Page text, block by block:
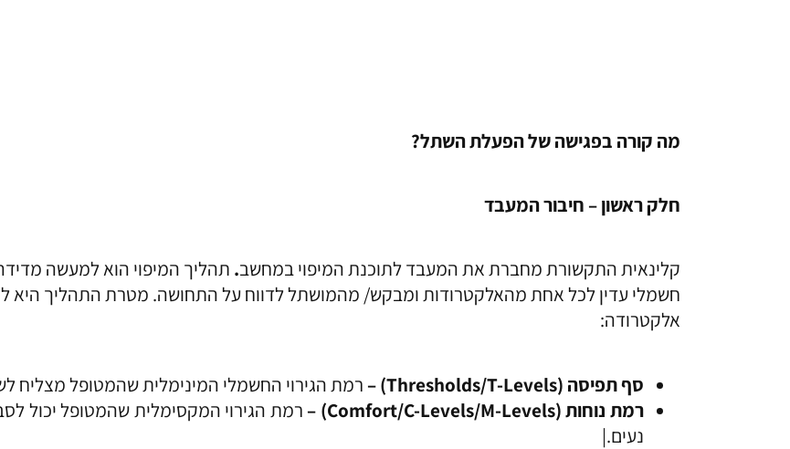
מה קורה בפגישה של הפעלת השתל?
חלק ראשון – חיבור המעבד
קלינאית התקשורת מחברת את המעבד לתוכנת המיפוי במחשב. תהליך המיפוי הוא למעשה
חשמלי עדין לכל אחת מהאלקטרודות ומבקש/ מהמושתל לדווח על התחושה. מטרת התהליך היא
אלקטרודה:
סף תפיסה (Thresholds/T-Levels
) – רמת הגירוי החשמלי המינימלית שהמטופל מצליח
רמת נוחות (Comfort/C-Levels/M-Levels
) – רמת הגירוי המקסימלית שהמטופל יכול
נעים.|